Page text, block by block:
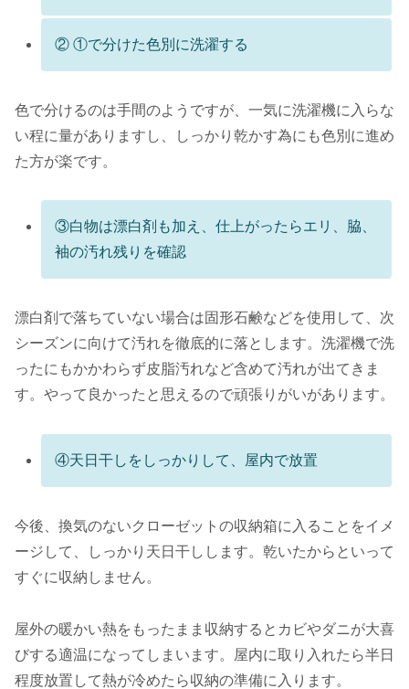
② ①で分けた色別に洗濯する
色で分けるのは手間のようですが、一気に洗濯機に入らな
い程に量がありますし、しっかり乾かす為にも色別に進め
た方が楽です。
③白物は漂白剤も加え、仕上がったらエリ、脇、
袖の汚れ残りを確認
漂白剤で落ちていない場合は固形石鹸などを使用して、次
シーズンに向けて汚れを徹底的に落とします。洗濯機で洗
ったにもかかわらず皮脂汚れなど含めて汚れが出てきま
す。やって良かったと思えるので頑張りがいがあります。
④天日干しをしっかりして、屋内で放置
今後、換気のないクローゼットの収納箱に入ることをイメ
ージして、しっかり天日干しします。乾いたからといって
すぐに収納しません。
屋外の暖かい熱をもったまま収納するとカビやダニが大喜
びする適温になってしまいます。屋内に取り入れたら半日
程度放置して熱が冷めたら収納の準備に入ります。